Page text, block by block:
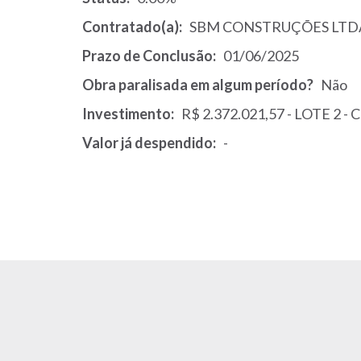
Contratado(a) SBM CONSTRUÇÕES
Prazo de Conclusão
01/06/2025
Obra paralisada em algum período? Não
Investimento
R$ 2.372.021,57 - LOTE 2 -
Valor já despendido
-